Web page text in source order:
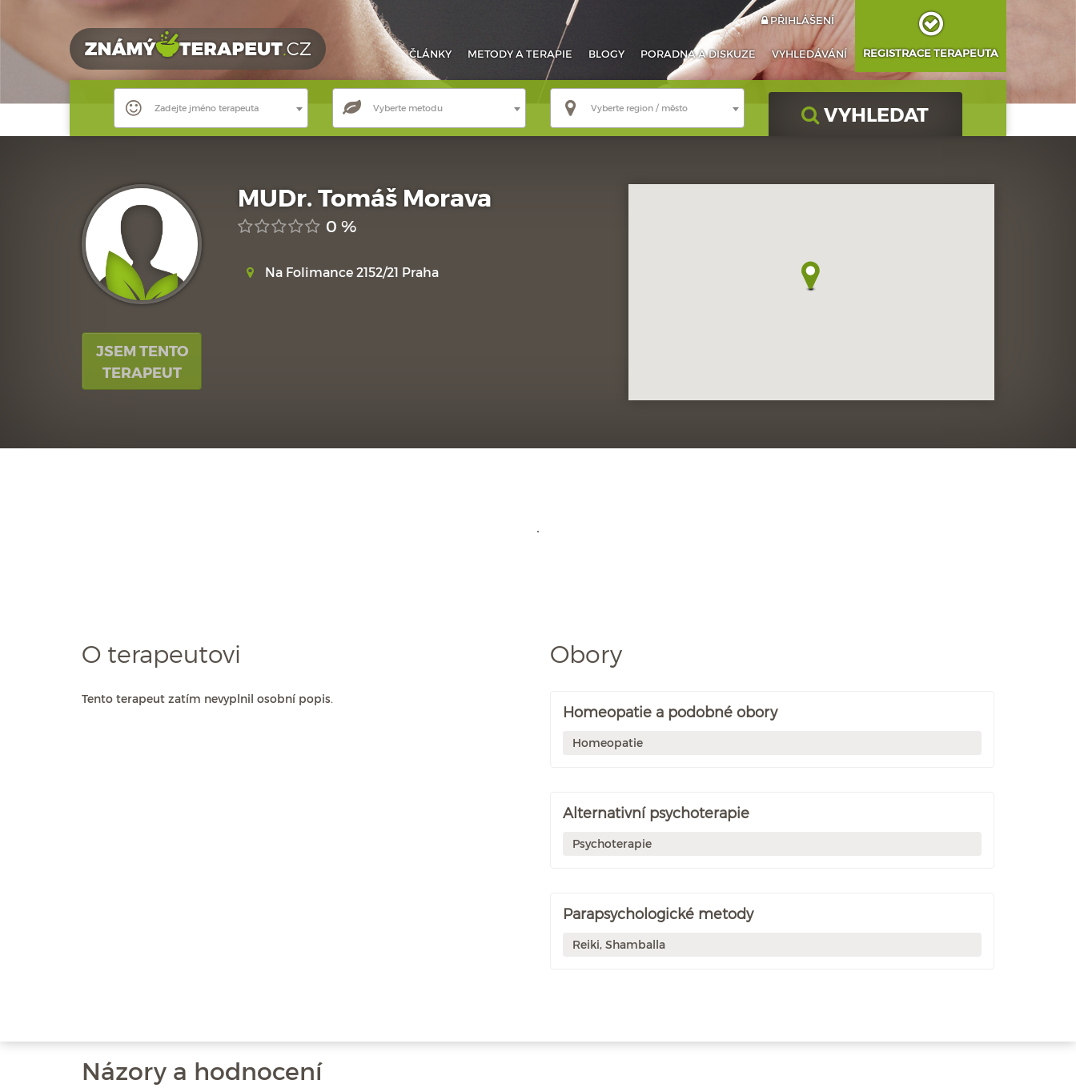
ČLÁNKY METODYA TERAPIE BLOGY PORADNAA DISKUZE VYHLEDÁVÁNÍ
PŘIHLÁŠENÍ
REGISTRACE TERAPEUTA
Zadejte jméno terapeuta Vyberte metodu Vyberte region / město VYHLEDAT
JSEM TENTO
TERAPEUT
MUDr. Tomáš Morava
0 %
Na Folimance 2152/21 Praha
O terapeutovi
Tento terapeut zatím nevyplnil osobní popis.
Obory
Homeopatie a podobné obory
Homeopatie
Alternativní psychoterapie
Psychoterapie
Parapsychologické metody
Reiki, Shamballa
Názory a hodnocení